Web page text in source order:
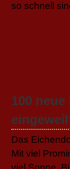
so schnell
100
Das
Mit viel